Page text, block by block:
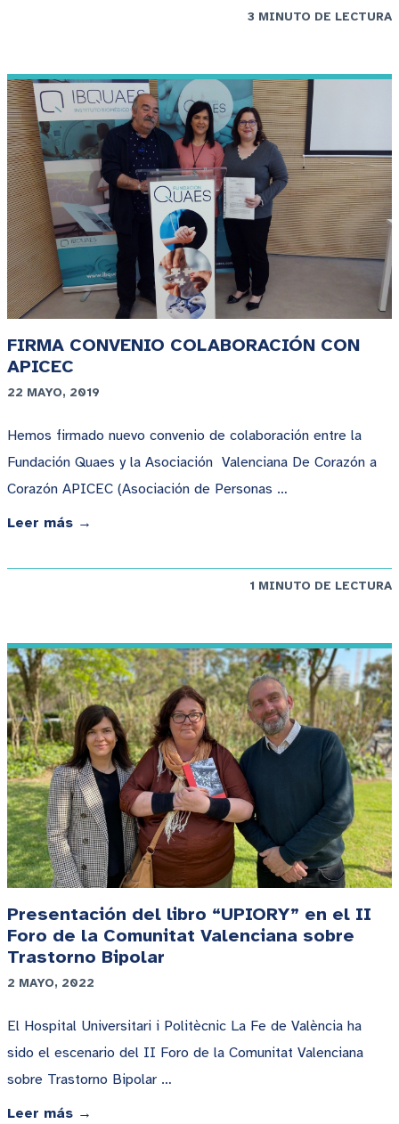
3 MINUTO DE LECTURA
FIRMA CONVENIO COLABORACIÓN CON
APICEC
22 MAYO, 2019
Hemos firmado nuevo convenio de colaboración entre la
Fundación Quaes y la Asociación Valenciana De Corazón a
Corazón APICEC (Asociación de Personas …
Leer más →
1 MINUTO DE LECTURA
Presentación del libro “UPIORY” en el II
Foro de la Comunitat Valenciana sobre
Trastorno Bipolar
2 MAYO, 2022
El Hospital Universitari i Politècnic La Fe de València ha
sido el escenario del II Foro de la Comunitat Valenciana
sobre Trastorno Bipolar …
Leer más →